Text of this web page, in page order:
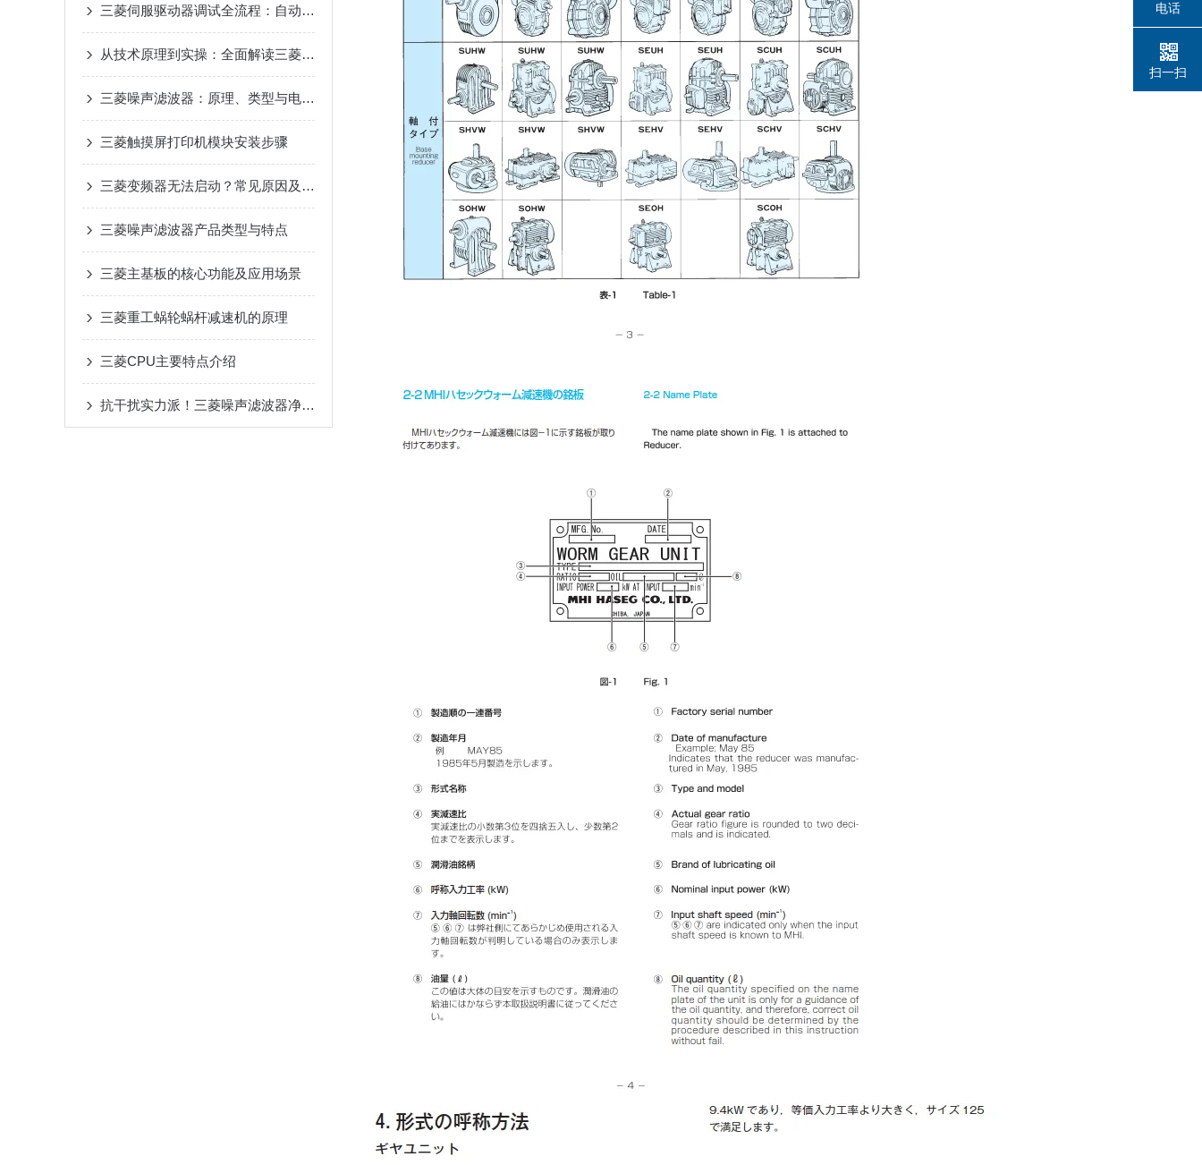
三菱伺服驱动器调试全流程：自动增益、共振抑制参数设置详解
从技术原理到实操：全面解读三菱伺服驱动器的性能优势
三菱噪声滤波器：原理、类型与电磁干扰抑制核心优势解析
三菱触摸屏打印机模块安装步骤
三菱变频器无法启动？常见原因及解决办法
三菱噪声滤波器产品类型与特点
三菱主基板的核心功能及应用场景
三菱重工蜗轮蜗杆减速机的原理
三菱CPU主要特点介绍
抗干扰实力派！三菱噪声滤波器净化电路环境
电话
扫一扫